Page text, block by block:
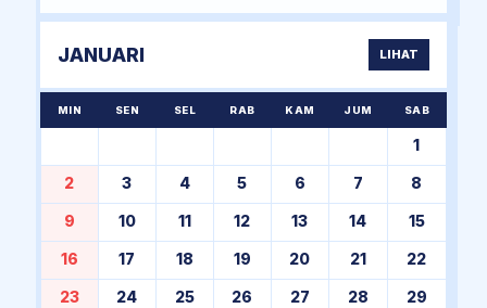
JANUARI LIHAT
MIN SEN SEL RAB KAM JUM SAB
1
2 3 4 5 6 7 8
9 10 11 12 13 14 15
16 17 18 19 20 21 22
23 24 25 26 27 28 29